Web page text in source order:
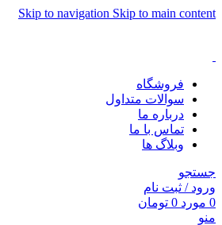
Skip to navigation Skip to main content
فروشگاه
سوالات متداول
درباره ما
تماس با ما
وبلاگ ها
جستجو
ورود / ثبت نام
0 مورد 0 تومان
منو